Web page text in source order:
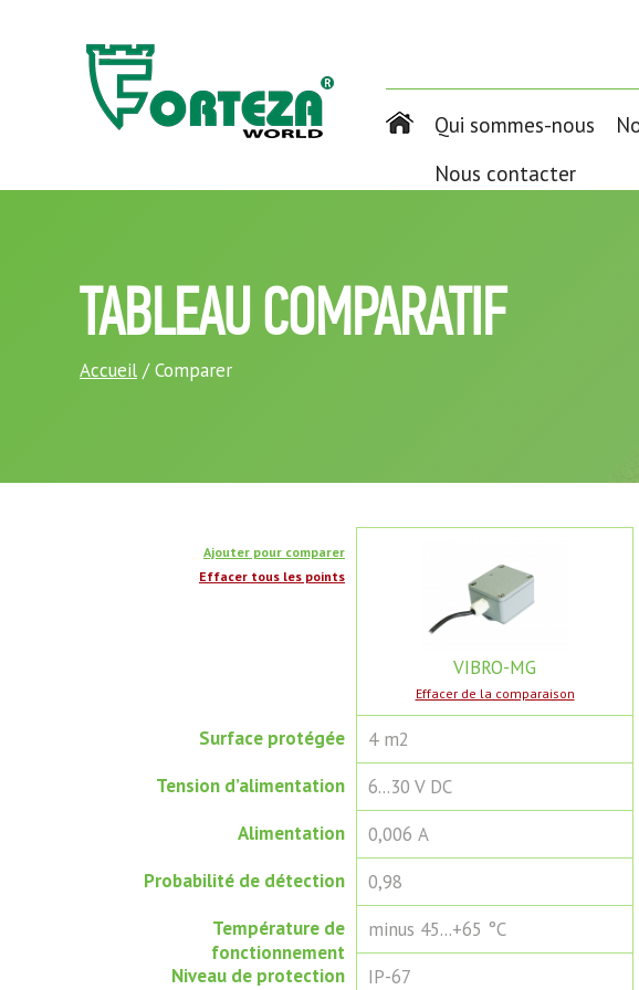
Qui sommes-nous
Nous contacter
TABLEAU COMPARATIF
Accueil / Comparer
Ajouter pour comparer
Effacer tous les points
VIBRO-MG
Effacer de la comparaison
Surface protégée
4 m2
Tension d’alimentation
6...30 V DC
Alimentation
0,006 А
Probabilité de détection
0,98
Température de
fonctionnement
minus 45...+65 °С
Niveau de protection
IP-67